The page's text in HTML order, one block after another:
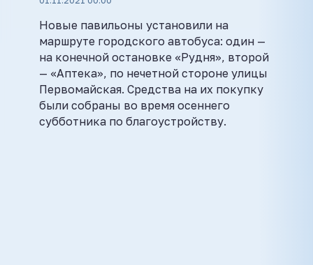
Новые павильоны установили на
маршруте городского автобуса: один —
на конечной остановке «Рудня», второй
— «Аптека», по нечетной стороне улицы
Первомайская. Средства на их покупку
были собраны во время осеннего
субботника по благоустройству.